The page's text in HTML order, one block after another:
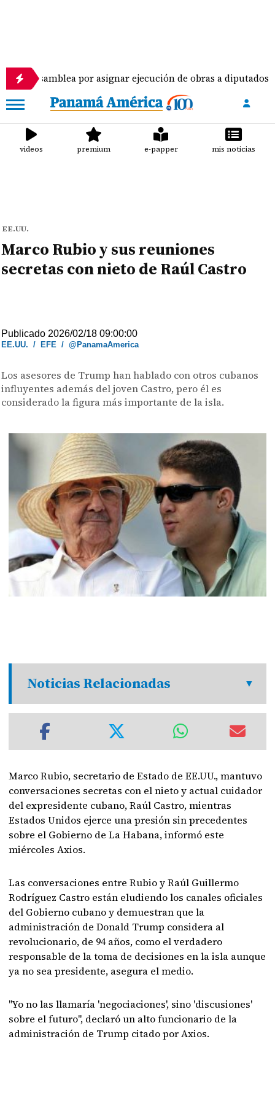
por asignar ejecución de obras a diputados
videos premium e-papper mis noticias
EE.UU.
Marco Rubio y sus reuniones
secretas con nieto de Raúl Castro
Publicado 2026/02/18 09:00:00
EE.UU. / EFE /@PanamaAmerica
Los asesores de Trump han hablado con otros cubanos
influyentes además del joven Castro, pero él es
considerado la figura más importante de la isla.
Noticias Relacionadas
Marco Rubio, secretario de Estado de EE.UU., mantuvo
conversaciones secretas con el nieto y actual cuidador
del expresidente cubano, Raúl Castro, mientras
Estados Unidos ejerce una presión sin precedentes
sobre el Gobierno de La Habana, informó este
miércoles Axios.
Las conversaciones entre Rubio y Raúl Guillermo
Rodríguez Castro están eludiendo los canales oficiales
del Gobierno cubano y demuestran que la
administración de Donald Trump considera al
revolucionario, de 94 años, como el verdadero
responsable de la toma de decisiones en la isla aunque
ya no sea presidente, asegura el medio.
"Yo no las llamaría 'negociaciones', sino 'discusiones'
sobre el futuro", declaró un alto funcionario de la
administración de Trump citado por Axios.